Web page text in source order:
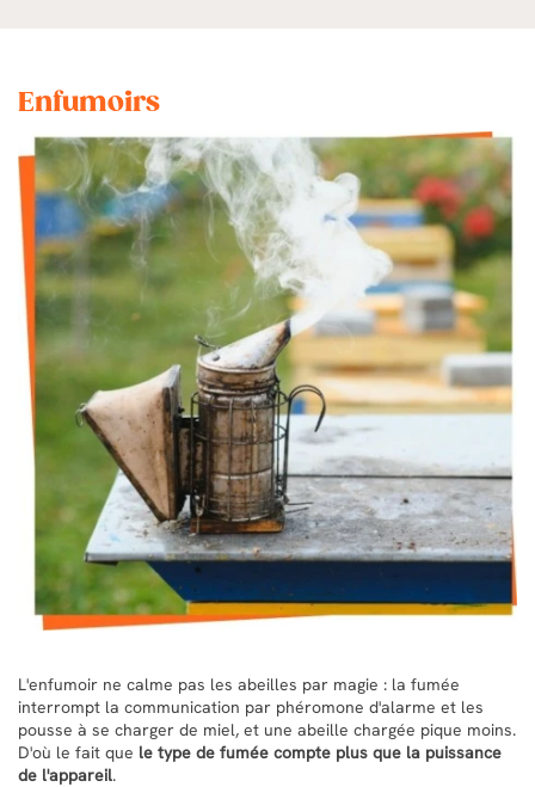
Enfumoirs
L'enfumoir ne calme pas les abeilles par magie : la fumée
interrompt la communication par phéromone d'alarme et les
pousse à se charger de miel, et une abeille chargée pique moins.
D'où le fait que le type de fumée compte plus que la puissance
de l'appareil.